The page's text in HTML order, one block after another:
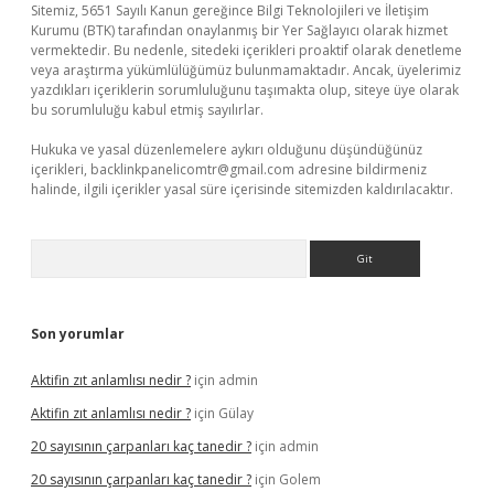
Sitemiz, 5651 Sayılı Kanun gereğince Bilgi Teknolojileri ve İletişim
Kurumu (BTK) tarafından onaylanmış bir Yer Sağlayıcı olarak hizmet
vermektedir. Bu nedenle, sitedeki içerikleri proaktif olarak denetleme
veya araştırma yükümlülüğümüz bulunmamaktadır. Ancak, üyelerimiz
yazdıkları içeriklerin sorumluluğunu taşımakta olup, siteye üye olarak
bu sorumluluğu kabul etmiş sayılırlar.
Hukuka ve yasal düzenlemelere aykırı olduğunu düşündüğünüz
içerikleri, backlinkpanelicomtr@gmail.com adresine bildirmeniz
halinde, ilgili içerikler yasal süre içerisinde sitemizden kaldırılacaktır.
Son yorumlar
Aktifin zıt anlamlısı nedir ? için admin
Aktifin zıt anlamlısı nedir ? için Gülay
20 sayısının çarpanları kaç tanedir ? için admin
20 sayısının çarpanları kaç tanedir ? için Golem